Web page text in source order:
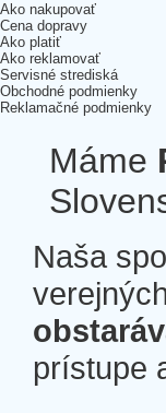
Ako nakupovať
Cena dopravy
Ako platiť
Ako reklamovať
Servisné strediská
Obchodné podmienky
Reklamačné podmienky
Máme
Naša
prístupe